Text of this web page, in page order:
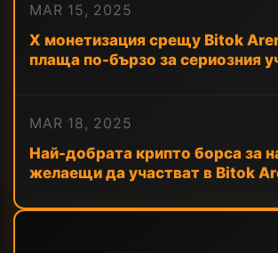
MAR 15, 2025
X монетизация срещу Bitok
плаща по-бързо за сериозния
MAR 18, 2025
Най-добрата крипто борса за
желаещи да участват в Bitok